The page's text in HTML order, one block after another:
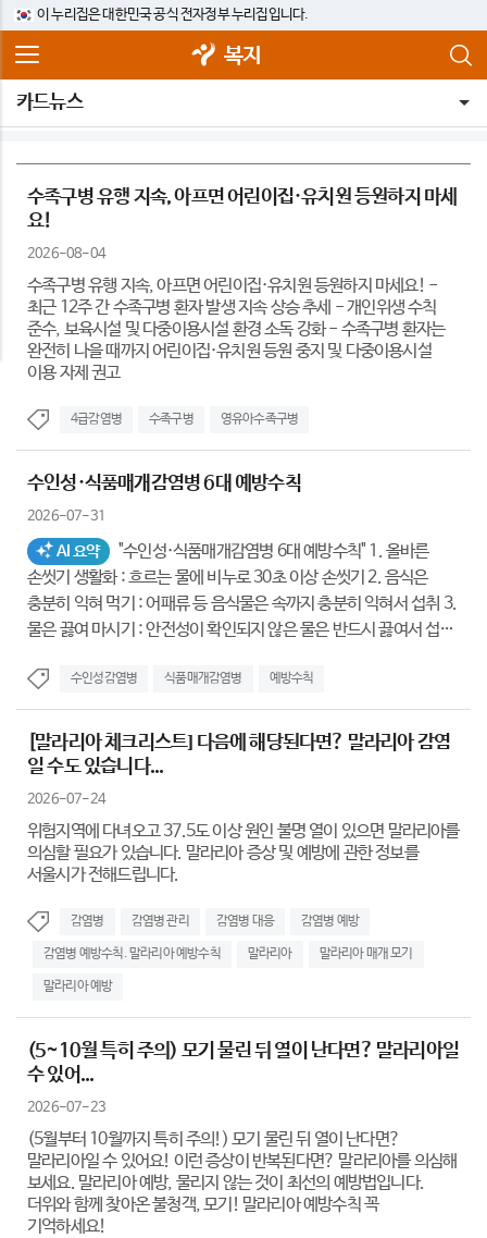
이 누리집은 대한민국 공식 전자정부 누리집입니다.
복지
카드뉴스
수족구병 유행 지속, 아프면 어린이집·유치원 등원하지 마세
요!
2026-08-04
수족구병 유행 지속, 아프면 어린이집·유치원 등원하지 마세요! -
최근 12주 간 수족구병 환자 발생 지속 상승 추세 - 개인위생 수칙
준수, 보육시설 및 다중이용시설 환경 소독 강화 - 수족구병 환자는
완전히 나을 때까지 어린이집·유치원 등원 중지 및 다중이용시설
이용 자제 권고
4급감염병 수족구병 영유아수족구병
수인성·식품매개감염병 6대 예방수칙
2026-07-31
AI 요약
"수인성·식품매개감염병 6대 예방수칙" 1. 올바른
손씻기 생활화 : 흐르는 물에 비누로 30초 이상 손씻기 2. 음식은
충분히 익혀 먹기 : 어패류 등 음식물은 속까지 충분히 익혀서 섭취 3.
물은 끓여 마시기 : 안전성이 확인되지 않은 물은 반드시 끓여서 섭취
깨끗한 물에 철저히 세척 후 섭취 5. 설사 증상이 있는 경우 음식 조리
및 준비 금지 : 구토, 설사 등 증상 발현 시 조리 업무 및 음식 준비
즉시 중단 6. 위생적으로 조리하기 : 칼·도마 사용 후 소독 실시, 생선,
고기, 채소 등 용도별 도마 분리 사용
수인성감염병 식품매개감염병 예방수칙
[말라리아 체크리스트] 다음에 해당된다면? 말라리아 감염
일 수도 있습니다...
2026-07-24
위험지역에 다녀오고 37.5도 이상 원인 불명 열이 있으면 말라리아를
의심할 필요가 있습니다. 말라리아 증상 및 예방에 관한 정보를
서울시가 전해드립니다.
감염병 감염병 관리 감염병 대응 감염병 예방
감염병 예방수칙. 말라리아 예방수칙 말라리아 말라리아 매개 모기
말라리아 예방
(5~10월 특히 주의) 모기 물린 뒤 열이 난다면? 말라리아일
수 있어...
2026-07-23
(5월부터 10월까지 특히 주의!) 모기 물린 뒤 열이 난다면?
말라리아일 수 있어요! 이런 증상이 반복된다면? 말라리아를 의심해
보세요. 말라리아 예방, 물리지 않는 것이 최선의 예방법입니다.
더위와 함께 찾아온 불청객, 모기! 말라리아 예방수칙 꼭
기억하세요!